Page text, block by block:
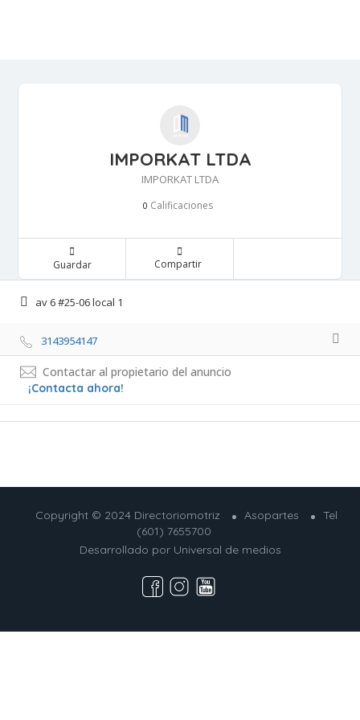
IMPORKAT LTDA
IMPORKAT LTDA
0 Calificaciones
Guardar Compartir
av 6 #25-06 local 1
3143954147
Contactar al propietario del anuncio
¡Contacta ahora!
Copyright © 2024 Directoriomotriz Asopartes
Tel
(601) 7655700
Desarrollado por Universal de medios